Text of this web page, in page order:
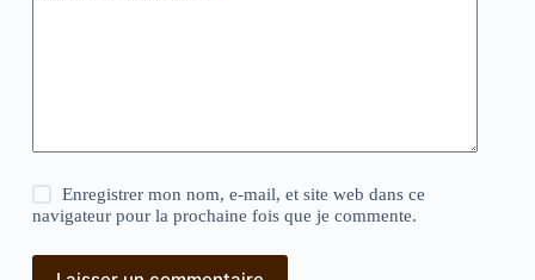
Enregistrer mon nom, e-mail, et site web dans ce
navigateur pour la prochaine fois que je commente.